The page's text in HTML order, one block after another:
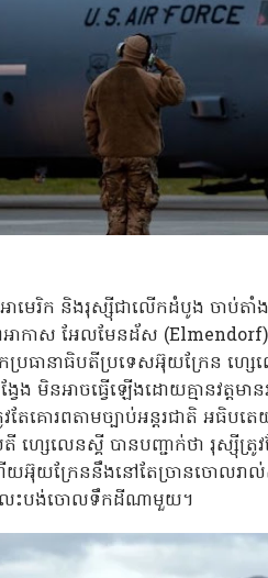
មេរិក និងរុស្ស៊ីជាលើកដំបូង ចាប់តាំង
កាស អែលមែនដ័ស (Elmendorf)
ធានាធិបតីប្រទេសអ៊ុយក្រែន ហ្សេល
ែង មិនអាចធ្វើឡើងដោយគ្មានវត្ត
តែគោរពតាមច្បាប់អន្តរជាតិ អធិ
តី ហ្សេលេនស្គី បានបញ្ជាក់ថា រុស្
ើយអ៊ុយក្រែននឹងនៅតែច្រានចោល
ះបង់ចោលទឹកដីណាមួយ។